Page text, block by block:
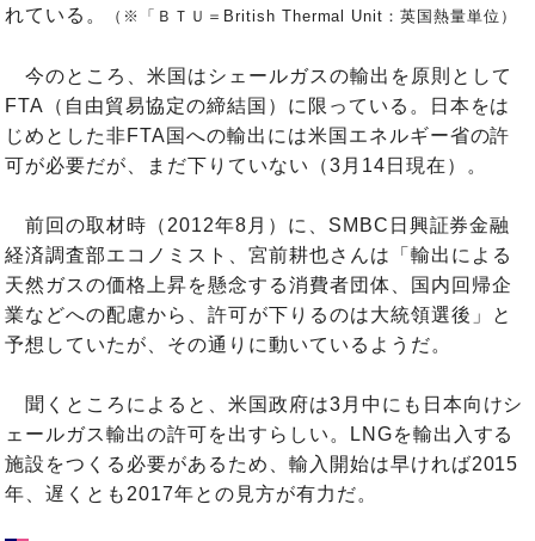
れている。
（※「ＢＴＵ＝British Thermal Unit：英国熱量単位）
今のところ、米国はシェールガスの輸出を原則として
FTA（自由貿易協定の締結国）に限っている。日本をは
じめとした非FTA国への輸出には米国エネルギー省の許
可が必要だが、まだ下りていない（3月14日現在）。
前回の取材時（2012年8月）に、SMBC日興証券金融
経済調査部エコノミスト、宮前耕也さんは「輸出による
天然ガスの価格上昇を懸念する消費者団体、国内回帰企
業などへの配慮から、許可が下りるのは大統領選後」と
予想していたが、その通りに動いているようだ。
聞くところによると、米国政府は3月中にも日本向けシ
ェールガス輸出の許可を出すらしい。LNGを輸出入する
施設をつくる必要があるため、輸入開始は早ければ2015
年、遅くとも2017年との見方が有力だ。